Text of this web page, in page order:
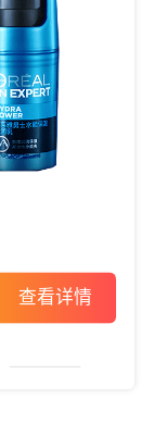
查看详情